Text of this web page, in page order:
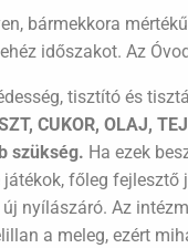
bármekkora
időszakot. Az
tisztító és
CUKOR, OLAJ,
szükség. Ha ezek
játékok, főleg
nyílászáró. Az
a meleg, ezért